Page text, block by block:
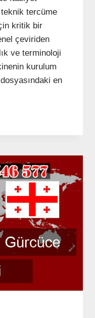
tercüme
kritik bir
çeviriden
ve terminoloji
kurulum
en